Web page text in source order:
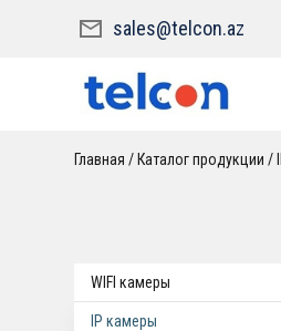
sales@telcon.az
Главная Каталог продукции
WIFI камеры
IP камеры